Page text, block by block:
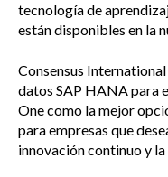
tecnología de
están disponibles en la
Consensus
datos SAP HANA para
One como la mejor
para empresas que
innovación continuo y